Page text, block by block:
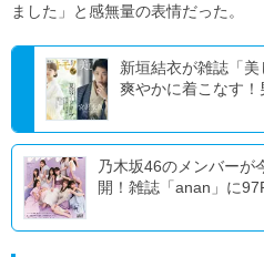
ました」と感無量の表情だった。
新垣結衣が雑誌「
爽やかに着こなす！
乃木坂46のメンバーが
開！雑誌「anan」に